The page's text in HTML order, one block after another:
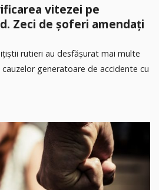
vitezei pe
Zeci de șoferi amendați
rutieri au desfășurat mai multe
generatoare de accidente cu